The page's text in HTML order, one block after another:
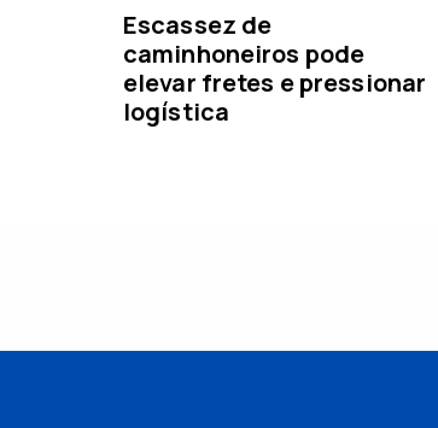
Escassez de
caminhoneiros pode
elevar fretes e pressionar
logística